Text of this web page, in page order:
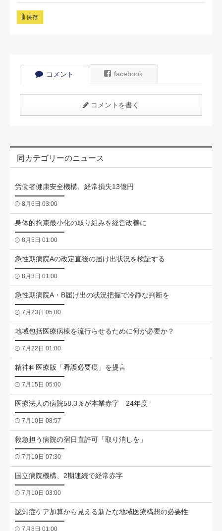
保存
コメント facebook
コメントを書く
同カテゴリーのニュース
労働者健康安全機構、経常損失13億円
8月6日 03:00
身体的拘束最小化の取り組みを経営改善に
8月5日 01:00
急性期病院Aの改定直後の届け出状況を検証する
8月3日 01:00
急性期病院A・B届け出の状況把握で冷静な判断を
7月23日 05:00
地域包括医療病棟を流行らせるために何が必要か？
7月22日 01:00
精神科医療版「看護必要度」を提言
7月15日 05:00
医療法人の病院58.3％が本業赤字 24年度
7月10日 08:57
救急担う病院の宿日直許可「取り消しを」
7月10日 07:30
国立病院機構、2期連続で経常赤字
7月10日 03:00
認知症ケア加算から見える新たな地域医療構想の必要性
7月8日 01:00